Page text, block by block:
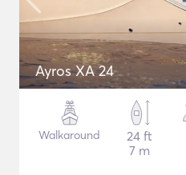
Ayros XA 24
Walkaround
24 ft
7 m